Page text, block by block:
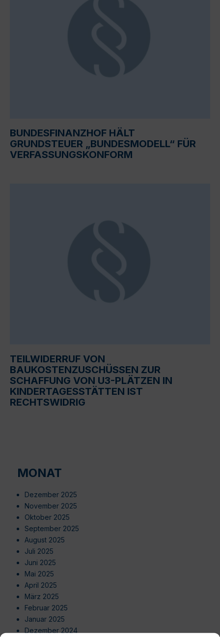
BUNDESFINANZHOF HÄLT
GRUNDSTEUER „BUNDESMODELL“ FÜR
VERFASSUNGSKONFORM
TEILWIDERRUF VON
BAUKOSTENZUSCHÜSSEN ZUR
SCHAFFUNG VON U3-PLÄTZEN IN
KINDERTAGESSTÄTTEN IST
RECHTSWIDRIG
MONAT
Dezember 2025
November 2025
Oktober 2025
September 2025
August 2025
Juli 2025
Juni 2025
Mai 2025
April 2025
März 2025
Februar 2025
Januar 2025
Dezember 2024